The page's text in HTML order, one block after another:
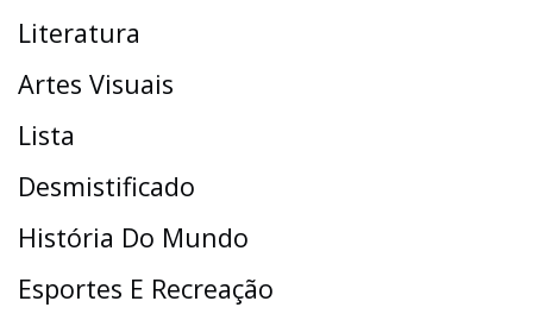
Literatura
Artes Visuais
Lista
Desmistificado
História Do Mundo
Esportes E Recreação